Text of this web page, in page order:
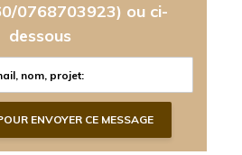
0768703923) ou ci-
dessous